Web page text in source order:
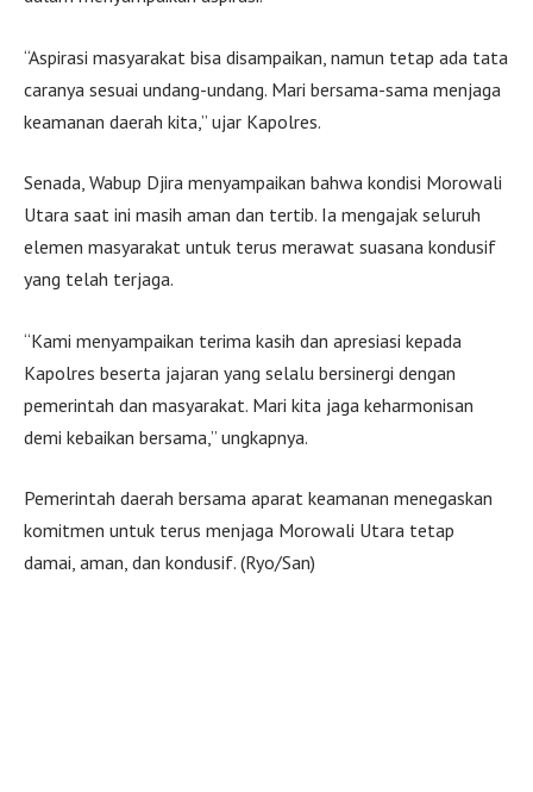
“Aspirasi masyarakat bisa disampaikan, namun tetap ada tata
caranya sesuai undang-undang. Mari bersama-sama menjaga
keamanan daerah kita,” ujar Kapolres.
Senada, Wabup Djira menyampaikan bahwa kondisi Morowali
Utara saat ini masih aman dan tertib. Ia mengajak seluruh
elemen masyarakat untuk terus merawat suasana kondusif
yang telah terjaga.
“Kami menyampaikan terima kasih dan apresiasi kepada
Kapolres beserta jajaran yang selalu bersinergi dengan
pemerintah dan masyarakat. Mari kita jaga keharmonisan
demi kebaikan bersama,” ungkapnya.
Pemerintah daerah bersama aparat keamanan menegaskan
komitmen untuk terus menjaga Morowali Utara tetap
damai, aman, dan kondusif. (Ryo/San)